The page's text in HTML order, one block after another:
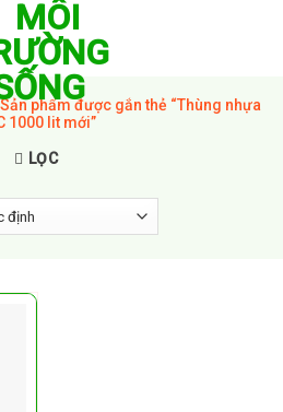
Sản phẩm được gắn thẻ “Thùng nhựa
1000 lit mới”
LỌC